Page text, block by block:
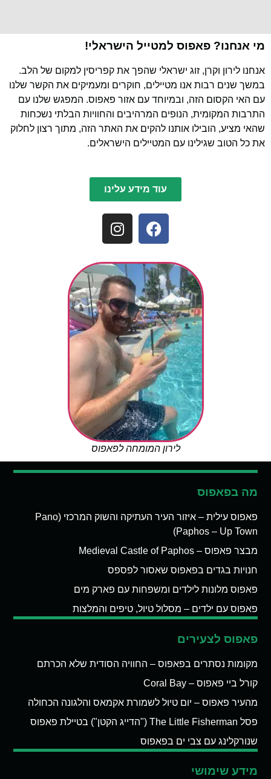
מי אנחנו? פאפוס למטייל הישראלי!
אנחנו לירון וקרן, זוג ישראלי שהפך את קפריסין למקום של הלב.
במשך שנים רבות אנו מטיילים, חוקרים ומעמיקים את הקשר שלנו
עם האי הקסום הזה, ובמיוחד עם אזור פאפוס. המפגש שלנו עם
התרבות המקומית, הנופים המרהיבים והחוויות הבלתי נשכחות
שהאי מציע, הובילו אותנו להקים את האתר הזה, מתוך רצון לחלוק
את כל הטוב שגילינו עם המטיילים הישראלים.
עוד מידע עלינו
לירון המומחה לפאפוס
מה בפאפוס
פאפוס עילית – איזור העיר העתיקה והשוק המרכזי (Pano
Paphos – Up Town)
מבצר פאפוס – Medieval Castle of Paphos
חנויות בגדים בפאפוס שאסור לפספס
פאפוס מלונות לילדים ומשפחות עם פארק מים
פאפוס עם ילדים – מסלול טיול, טיפים והמלצות
פאפוס לצעירים
מקומות נסתרים בפאפוס – החוויה הסודית שלא הכרתם
קורל ביי פאפוס – Coral Bay
מהעיר פאפוס – יום טיול לשמורת אקמאס והלגונה הכחולה
פסל The Little Fisherman ("הדייג הקטן") בטיילת פאפוס
שנורקלינג עם צבי ים בפאפוס
מידע שימושי